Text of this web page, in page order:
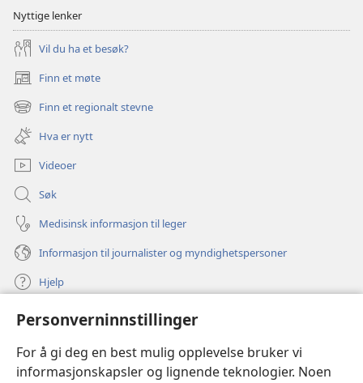
Personverninnstillinger
For å gi deg en best mulig opplevelse bruker vi
informasjonskapsler og lignende teknologier. Noen
Nyttige lenker
Vil du ha et besøk?
Finn et møte
(åpner
nytt
vindu)
Finn et regionalt stevne
(åpner
nytt
vindu)
Hva er nytt
Videoer
Søk
Medisinsk informasjon til leger
Informasjon til journalister og myndighetspersoner
Hjelp
Bidrag
(åpner
nytt
vindu)Watchtower ONLINE LIBRARY™
(åpner